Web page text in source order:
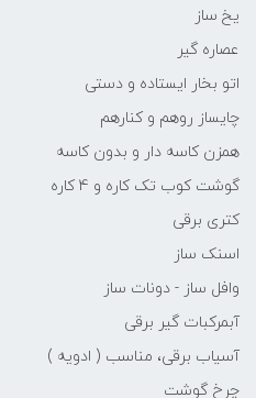
یخ ساز
عصاره گیر
اتو بخار ایستاده و دستی
چایساز روهم و کنارهم
همزن کاسه دار و بدون کاسه
گوشت کوب تک کاره و 4 کاره
کتری برقی
اسنک ساز
وافل ساز - دونات ساز
آبمرکبات گیر برقی
آسیاب برقی، مناسب ( ادویه )
چرخ گوشت